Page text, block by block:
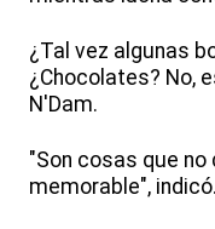
¿Tal vez algunas
¿Chocolates? No,
N'Dam.
"Son cosas que no
memorable", indicó.